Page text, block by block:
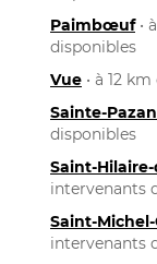
Paimbœuf•
disponibles
Vue • à 12
Sainte-
disponibles
Saint-
intervenants
Saint-
intervenants